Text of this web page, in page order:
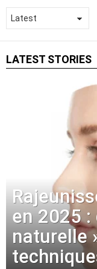
LATEST STORIES
en 2025 :
naturelle